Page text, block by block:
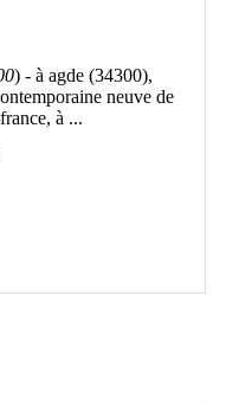
) - à agde (34300),
neuve de
à ...